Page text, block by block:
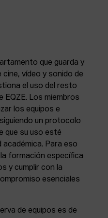
que guarda y
vídeo y sonido de
el uso del resto
EQZE. Los miembros
los equipos e
un protocolo
que su uso esté
Para eso
formación específica
y cumplir con la
esenciales
de equipos es de